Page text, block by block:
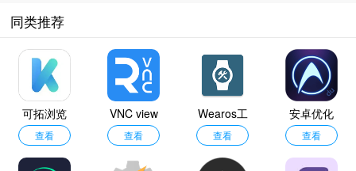
同类推荐
可拓浏览
器
查看
VNC view
er
查看
Wearos工
具箱
查看
安卓优化
大师手机
版
查看